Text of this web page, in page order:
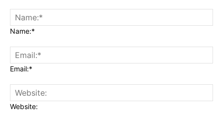
Name:*
Email:*
Website: